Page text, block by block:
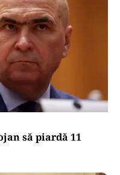
să piardă 11